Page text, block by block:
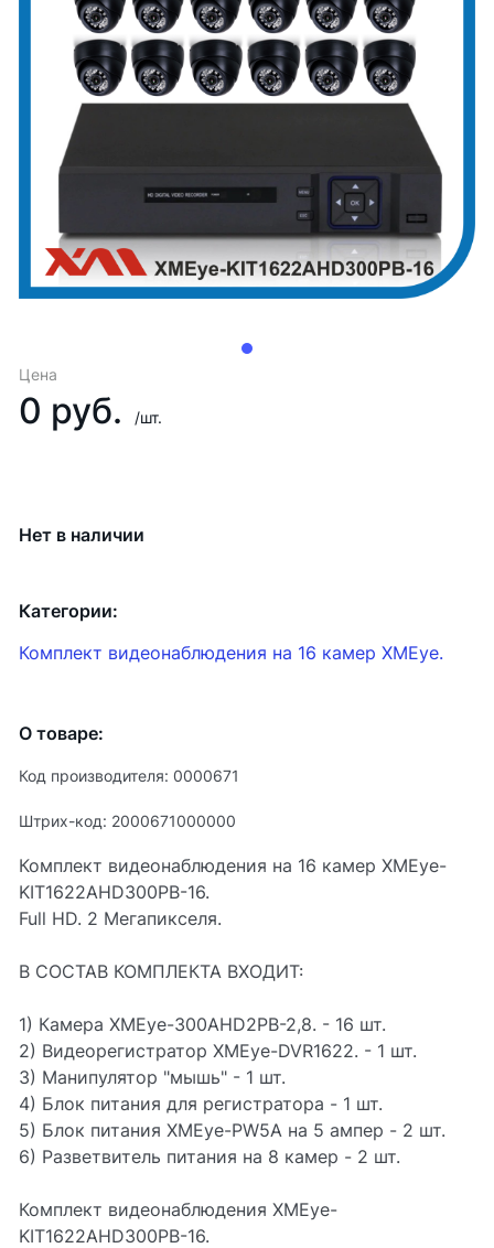
Цена
0 руб. /шт.
Категории:
Комплект видеонаблюдения на 16 камер XMEye.
О товаре:
Код производителя: 0000671
Штрих-код: 2000671000000
Комплект видеонаблюдения на 16 камер XMEye-
KIT1622AHD300PB-16.
Full HD. 2 Мегапикселя.
В СОСТАВ КОМПЛЕКТА ВХОДИТ:
1) Камера XMEye-300AHD2PB-2,8. - 16 шт.
2) Видеорегистратор XMEye-DVR1622. - 1 шт.
3) Манипулятор "мышь" - 1 шт.
4) Блок питания для регистратора - 1 шт.
5) Блок питания XMEye-PW5A на 5 ампер - 2 шт.
6) Разветвитель питания на 8 камер - 2 шт.
Комплект видеонаблюдения XMEye-
KIT1622AHD300PB-16.
Нет в наличии